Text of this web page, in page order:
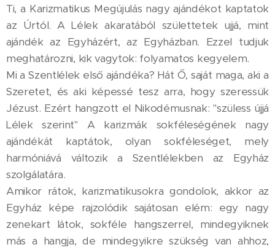
Ti, a Karizmatikus Megújulás nagy ajándékot kaptatok
az Úrtól. A Lélek akaratából születtetek ujjá, mint
ajándék az Egyházért, az Egyházban. Ezzel tudjuk
meghatározni, kik vagytok: folyamatos kegyelem.
Mi a Szentlélek első ajándéka? Hát Ő, saját maga, aki a
Szeretet, és aki képessé tesz arra, hogy szeressük
Jézust. Ezért hangzott el Nikodémusnak: "szüless újjá
Lélek szerint" A karizmák sokféleségének nagy
ajándékát kaptátok, olyan sokféleséget, mely
harmóniává változik a Szentlélekben az Egyház
szolgálatára.
Amikor rátok, karizmatikusokra gondolok, akkor az
Egyház képe rajzolódik sajátosan elém: egy nagy
zenekart látok, sokféle hangszerrel, mindegyiknek
más a hangja, de mindegyikre szükség van ahhoz,